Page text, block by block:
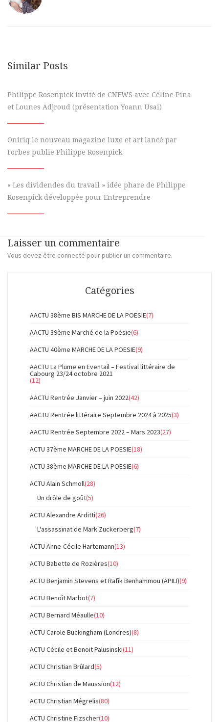
Similar Posts
Philippe Rosenpick invité de CNEWS avec Céline Pina
et Lounes Adjroud (présentation Yoann Usai)
Oniriq le nouveau magazine luxe et art lancé par
Forbes publie Philippe Rosenpick
« Les dividendes du travail » idée phare de Philippe
Rosenpick développée pour Entreprendre
Laisser un commentaire
Vous devez être connecté pour publier un commentaire.
Catégories
AACTU 38ème BIS MARCHE DE LA POESIE(7)
AACTU 39ème Marché de la Poésie(6)
AACTU 40ème MARCHE DE LA POESIE(9)
AACTU La Plume en Eventail – Festival littéraire de
Cabourg 23/24 octobre 2021
(12)
AACTU Rentrée Janvier – juin 2022(42)
AACTU Rentrée littéraire Septembre 2024 à 2025(3)
AACTU Rentrée Septembre 2022 – Mars 2023(27)
ACTU 37ème MARCHE DE LA POESIE(18)
ACTU 38ème MARCHE DE LA POESIE(6)
ACTU Alain Schmoll(28)
Un drôle de goût(5)
ACTU Alexandre Arditti(26)
L'assassinat de Mark Zuckerberg(7)
ACTU Anne-Cécile Hartemann(13)
ACTU Babette de Rozières(10)
ACTU Benjamin Stevens et Rafik Benhammou (APILI)(9)
ACTU Benoît Marbot(7)
ACTU Bernard Méaulle(10)
ACTU Carole Buckingham (Londres)(8)
ACTU Cécile et Benoit Palusinski(11)
ACTU Christian Brûlard(5)
ACTU Christian de Maussion(12)
ACTU Christian Mégrelis(80)
ACTU Christine Fizscher(10)